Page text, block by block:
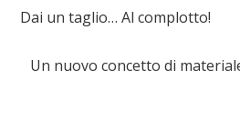
Dai un taglio… Al complotto!
Un nuovo concetto di